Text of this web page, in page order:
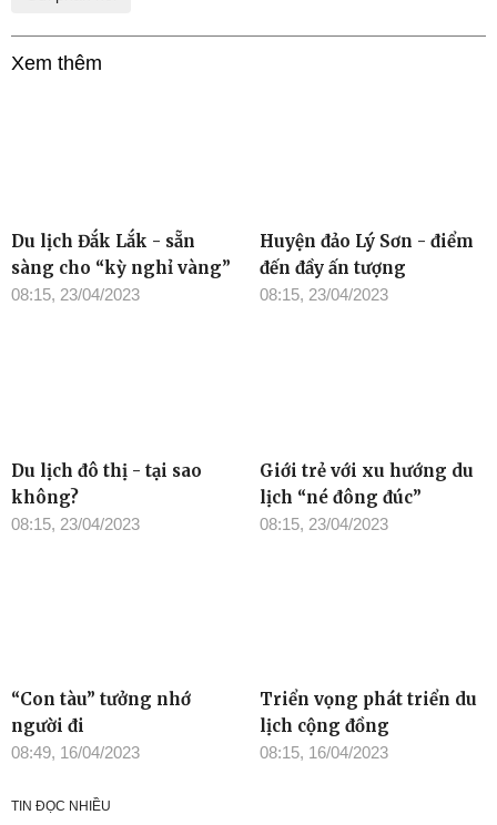
Xem thêm
Du lịch Đắk Lắk - sẵn
sàng cho “kỳ nghỉ vàng”
08:15, 23/04/2023
Huyện đảo Lý Sơn - điểm
đến đầy ấn tượng
08:15, 23/04/2023
Du lịch đô thị - tại sao
không?
08:15, 23/04/2023
Giới trẻ với xu hướng du
lịch “né đông đúc”
08:15, 23/04/2023
“Con tàu” tưởng nhớ
người đi
08:49, 16/04/2023
Triển vọng phát triển du
lịch cộng đồng
08:15, 16/04/2023
TIN ĐỌC NHIỀU